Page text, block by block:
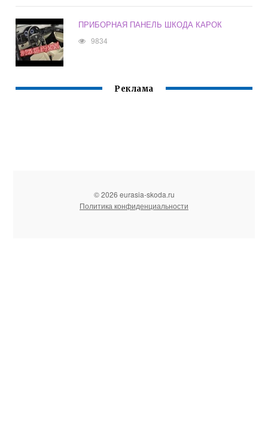
ПРИБОРНАЯ ПАНЕЛЬ ШКОДА КАРОК
9834
Реклама
© 2026 eurasia-skoda.ru
Политика конфиденциальности